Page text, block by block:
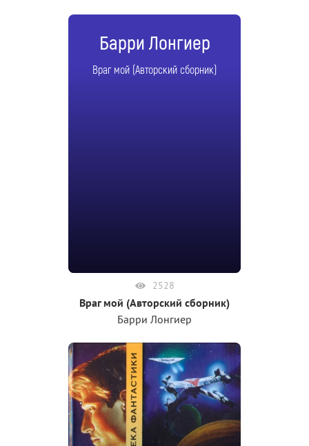
Барри Лонгиер
Враг мой (Авторский сборник)
2528
Враг мой (Авторский сборник)
Барри Лонгиер